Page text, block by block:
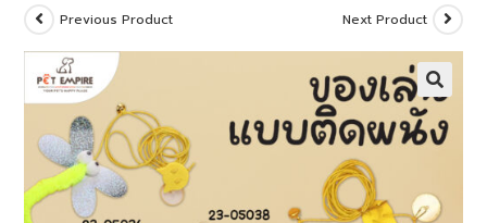
Previous Product Next Product
🔍